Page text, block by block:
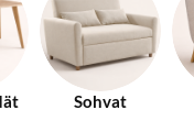
Sohvat